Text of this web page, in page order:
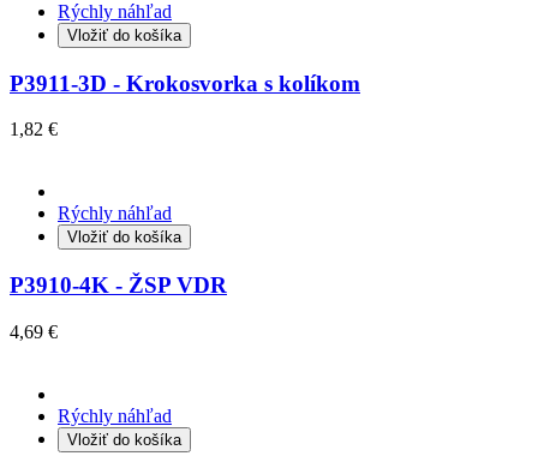
Rýchly náhľad
Vložiť do košíka
P3911-3D - Krokosvorka s kolíkom
1,82 €
Rýchly náhľad
Vložiť do košíka
P3910-4K - ŽSP VDR
4,69 €
Rýchly náhľad
Vložiť do košíka